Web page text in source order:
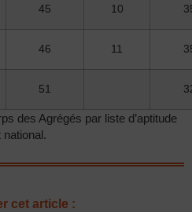
45 10
46 11
51
des Agrégés par liste d’aptitude
national.
cet article :